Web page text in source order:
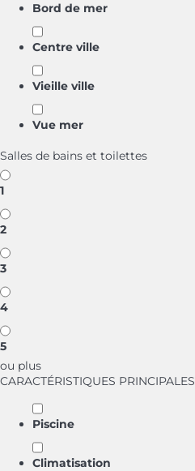
Bord de mer
Centre ville
Vieille ville
Vue mer
Salles de bains et toilettes
1
2
3
4
5
ou plus
CARACTÉRISTIQUES PRINCIPALES
Piscine
Climatisation